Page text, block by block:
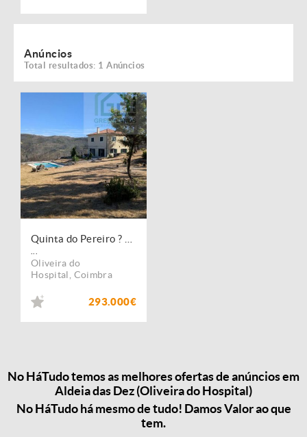
Anúncios
Total resultados: 1 Anúncios
Oliveira do
Hospital Coimbra
293.000€
No HáTudo temos as melhores ofertas de anúncios em
Aldeia das Dez (Oliveira do Hospital)
No HáTudo há mesmo de tudo! Damos Valor ao que
tem.